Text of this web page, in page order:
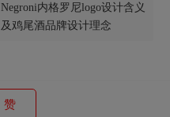
Negroni内格罗尼logo设计含义
及鸡尾酒品牌设计理念
赞